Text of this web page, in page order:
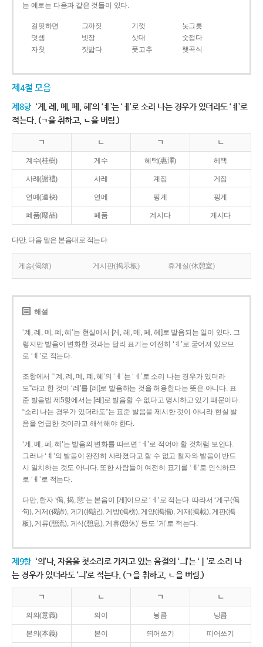
는 예로는 다음과 같은 것들이 있다.
걸핏하면 그까짓 기껏
놋그릇
덧셈
빗장 삿대
숫접다
자칫
짓밟다 풋고추 햇곡식
제4절 모음
제8항 ‘계, 례, 몌, 폐, 혜’의 ‘ㅖ’는 ‘ㅔ’로 소리 나는 경우가 있더라도 ‘ㅖ’로
적는다. (ㄱ을 취하고, ㄴ을 버림.)
ㄱ ㄴ ㄱ ㄴ
계수(桂樹) 게수 혜택(惠澤) 헤택
사례(謝禮) 사레 계집 게집
연몌(連袂) 연메 핑계 핑게
폐품(廢品) 페품 계시다 게시다
다만, 다음 말은 본음대로 적는다.
게송(偈頌) 게시판(揭示板) 휴게실(休憩室)
해설
‘계, 례, 몌, 폐, 혜’는 현실에서 [게, 레, 메, 페, 헤]로 발음되는 일이 있다. 그
렇지만 발음이 변화한 것과는 달리 표기는 여전히 ‘ㅖ’로 굳어져 있으므
로 ‘ㅖ’로 적는다.
조항에서 “‘계, 례, 몌, 폐, 혜’의 ‘ㅖ’는 ‘ㅔ’로 소리 나는 경우가 있더라
도”라고 한 것이 ‘례’를 [레]로 발음하는 것을 허용한다는 뜻은 아니다. 표
준 발음법 제5항에서는 [레]로 발음할 수 없다고 명시하고 있기 때문이다.
“소리 나는 경우가 있더라도”는 표준 발음을 제시한 것이 아니라 현실 발
음을 언급한 것이라고 해석해야 한다.
‘계, 몌, 폐, 혜’는 발음의 변화를 따르면 ‘ㅔ’로 적어야 할 것처럼 보인다.
그러나 ‘ㅖ’의 발음이 완전히 사라졌다고 할 수 없고 철자와 발음이 반드
시 일치하는 것도 아니다. 또한 사람들이 여전히 표기를 ‘ㅖ’로 인식하므
로 ‘ㅖ’로 적는다.
다만, 한자 ‘偈, 揭, 憩’는 본음이 [게]이므로 ‘ㅔ’로 적는다. 따라서 ‘게구(偈
句), 게제(偈諦), 게기(揭記), 게방(揭榜), 게양(揭揚), 게재(揭載), 게판(揭
板), 게류(憩流), 게식(憩息), 게휴(憩休)’ 등도 ‘게’로 적는다.
제9항 ‘의’나, 자음을 첫소리로 가지고 있는 음절의 ‘ㅢ’는 ‘ㅣ’로 소리 나
는 경우가 있더라도 ‘ㅢ’로 적는다. (ㄱ을 취하고, ㄴ을 버림.)
ㄱ ㄴ ㄱ ㄴ
의의(意義) 의이 닁큼 닝큼
본의(本義) 본이 띄어쓰기 띠어쓰기